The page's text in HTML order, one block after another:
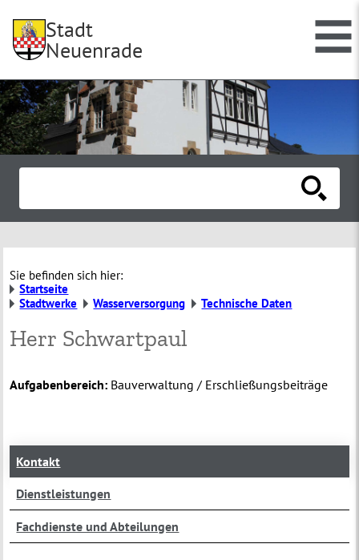
Stadt
Neuenrade
Sie befinden sich hier:
Startseite
Stadtwerke
Wasserversorgung Technische Daten
Herr Schwartpaul
Aufgabenbereich: Bauverwaltung / Erschließungsbeiträge
Kontakt
Dienstleistungen
Fachdienste und Abteilungen